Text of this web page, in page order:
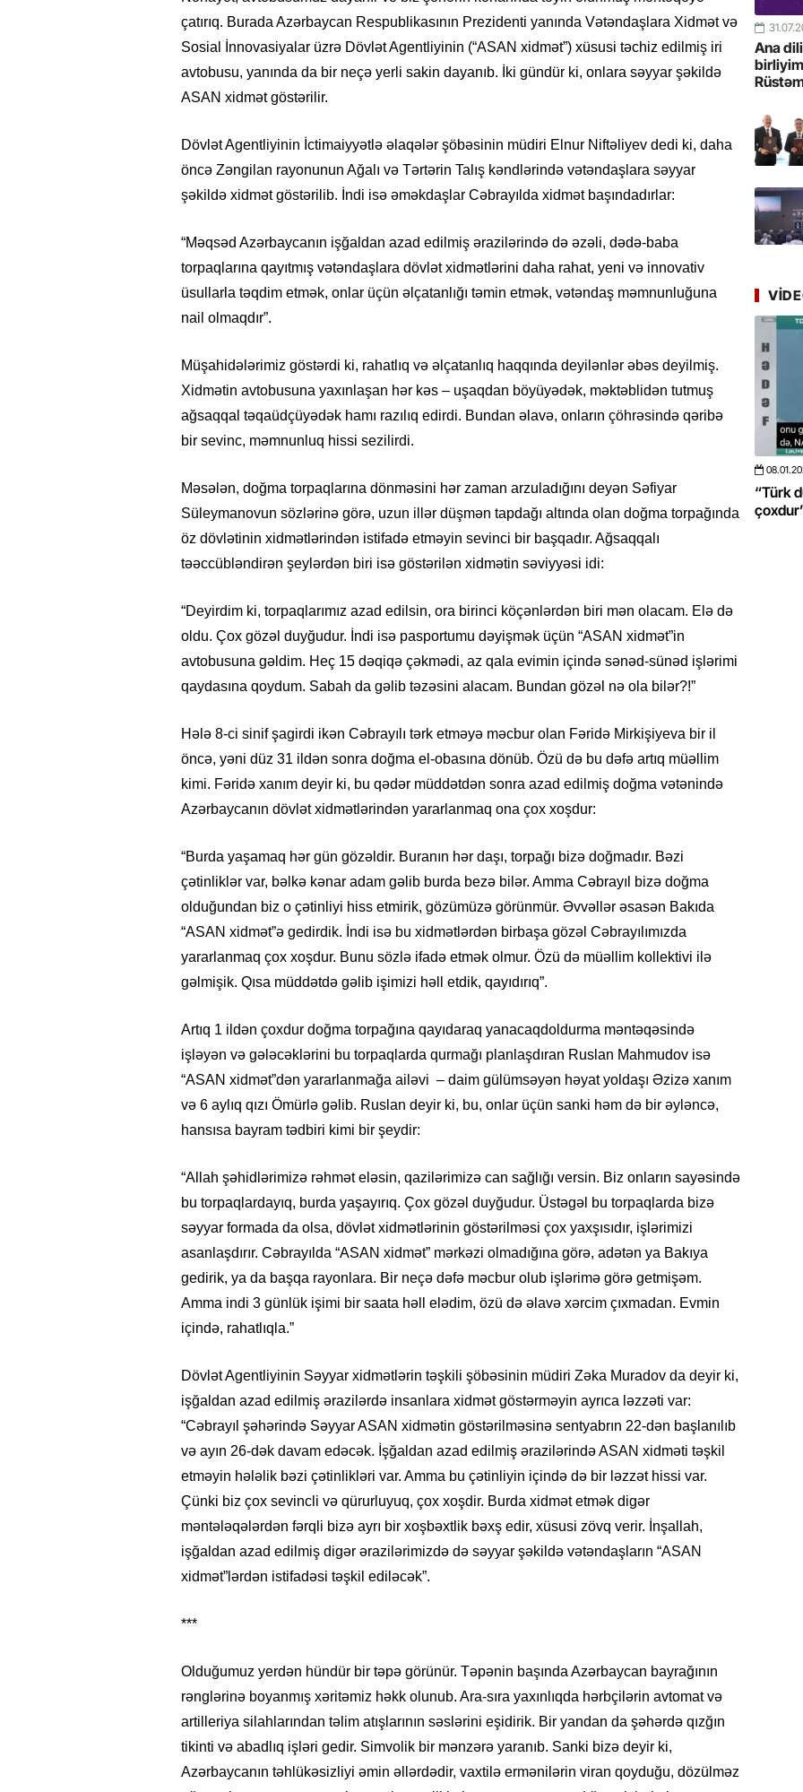
çatırıq. Burada Azərbaycan Respublikasının Prezidenti yanında Vətəndaşlara Xidmət və
Sosial İnnovasiyalar üzrə Dövlət Agentliyinin (“ASAN xidmət”) xüsusi təchiz edilmiş iri
avtobusu, yanında da bir neçə yerli sakin dayanıb. İki gündür ki, onlara səyyar şəkildə
ASAN xidmət göstərilir.
Dövlət Agentliyinin İctimaiyyətlə əlaqələr şöbəsinin müdiri Elnur Niftəliyev dedi ki, daha
öncə Zəngilan rayonunun Ağalı və Tərtərin Talış kəndlərində vətəndaşlara səyyar
şəkildə xidmət göstərilib. İndi isə əməkdaşlar Cəbrayılda xidmət başındadırlar:
“Məqsəd Azərbaycanın işğaldan azad edilmiş ərazilərində də əzəli, dədə-baba
torpaqlarına qayıtmış vətəndaşlara dövlət xidmətlərini daha rahat, yeni və innovativ
üsullarla təqdim etmək, onlar üçün əlçatanlığı təmin etmək, vətəndaş məmnunluğuna
nail olmaqdır”.
Müşahidələrimiz göstərdi ki, rahatlıq və əlçatanlıq haqqında deyilənlər əbəs deyilmiş.
Xidmətin avtobusuna yaxınlaşan hər kəs – uşaqdan böyüyədək, məktəblidən tutmuş
ağsaqqal təqaüdçüyədək hamı razılıq edirdi. Bundan əlavə, onların çöhrəsində qəribə
bir sevinc, məmnunluq hissi sezilirdi.
Məsələn, doğma torpaqlarına dönməsini hər zaman arzuladığını deyən Səfiyar
Süleymanovun sözlərinə görə, uzun illər düşmən tapdağı altında olan doğma torpağında
öz dövlətinin xidmətlərindən istifadə etməyin sevinci bir başqadır. Ağsaqqalı
təəccübləndirən şeylərdən biri isə göstərilən xidmətin səviyyəsi idi:
“Deyirdim ki, torpaqlarımız azad edilsin, ora birinci köçənlərdən biri mən olacam. Elə də
oldu. Çox gözəl duyğudur. İndi isə pasportumu dəyişmək üçün “ASAN xidmət”in
avtobusuna gəldim. Heç 15 dəqiqə çəkmədi, az qala evimin içində sənəd-sünəd işlərimi
qaydasına qoydum. Sabah da gəlib təzəsini alacam. Bundan gözəl nə ola bilər?!”
Hələ 8-ci sinif şagirdi ikən Cəbrayılı tərk etməyə məcbur olan Fəridə Mirkişiyeva bir il
öncə, yəni düz 31 ildən sonra doğma el-obasına dönüb. Özü də bu dəfə artıq müəllim
kimi. Fəridə xanım deyir ki, bu qədər müddətdən sonra azad edilmiş doğma vətənində
Azərbaycanın dövlət xidmətlərindən yararlanmaq ona çox xoşdur:
“Burda yaşamaq hər gün gözəldir. Buranın hər daşı, torpağı bizə doğmadır. Bəzi
çətinliklər var, bəlkə kənar adam gəlib burda bezə bilər. Amma Cəbrayıl bizə doğma
olduğundan biz o çətinliyi hiss etmirik, gözümüzə görünmür. Əvvəllər əsasən Bakıda
“ASAN xidmət”ə gedirdik. İndi isə bu xidmətlərdən birbaşa gözəl Cəbrayılımızda
yararlanmaq çox xoşdur. Bunu sözlə ifadə etmək olmur. Özü də müəllim kollektivi ilə
gəlmişik. Qısa müddətdə gəlib işimizi həll etdik, qayıdırıq”.
Artıq 1 ildən çoxdur doğma torpağına qayıdaraq yanacaqdoldurma məntəqəsində
işləyən və gələcəklərini bu torpaqlarda qurmağı planlaşdıran Ruslan Mahmudov isə
“ASAN xidmət”dən yararlanmağa ailəvi – daim gülümsəyən həyat yoldaşı Əzizə xanım
və 6 aylıq qızı Ömürlə gəlib. Ruslan deyir ki, bu, onlar üçün sanki həm də bir əyləncə,
hansısa bayram tədbiri kimi bir şeydir:
“Allah şəhidlərimizə rəhmət eləsin, qazilərimizə can sağlığı versin. Biz onların sayəsində
bu torpaqlardayıq, burda yaşayırıq. Çox gözəl duyğudur. Üstəgəl bu torpaqlarda bizə
səyyar formada da olsa, dövlət xidmətlərinin göstərilməsi çox yaxşısıdır, işlərimizi
asanlaşdırır. Cəbrayılda “ASAN xidmət” mərkəzi olmadığına görə, adətən ya Bakıya
gedirik, ya da başqa rayonlara. Bir neçə dəfə məcbur olub işlərimə görə getmişəm.
Amma indi 3 günlük işimi bir saata həll elədim, özü də əlavə xərcim çıxmadan. Evmin
içində, rahatlıqla.”
Dövlət Agentliyinin Səyyar xidmətlərin təşkili şöbəsinin müdiri Zəka Muradov da deyir ki,
işğaldan azad edilmiş ərazilərdə insanlara xidmət göstərməyin ayrıca ləzzəti var:
“Cəbrayıl şəhərində Səyyar ASAN xidmətin göstərilməsinə sentyabrın 22-dən başlanılıb
və ayın 26-dək davam edəcək. İşğaldan azad edilmiş ərazilərində ASAN xidməti təşkil
etməyin hələlik bəzi çətinlikləri var. Amma bu çətinliyin içində də bir ləzzət hissi var.
Çünki biz çox sevincli və qürurluyuq, çox xoşdir. Burda xidmət etmək digər
məntələqələrdən fərqli bizə ayrı bir xoşbəxtlik bəxş edir, xüsusi zövq verir. İnşallah,
işğaldan azad edilmiş digər ərazilərimizdə də səyyar şəkildə vətəndaşların “ASAN
xidmət”lərdən istifadəsi təşkil ediləcək”.
***
Olduğumuz yerdən hündür bir təpə görünür. Təpənin başında Azərbaycan bayrağının
rənglərinə boyanmış xəritəmiz həkk olunub. Ara-sıra yaxınlıqda hərbçilərin avtomat və
artilleriya silahlarından təlim atışlarının səslərini eşidirik. Bir yandan da şəhərdə qızğın
tikinti və abadlıq işləri gedir. Simvolik bir mənzərə yaranıb. Sanki bizə deyir ki,
Azərbaycanın təhlükəsizliyi əmin əllərdədir, vaxtilə ermənilərin viran qoyduğu, dözülməz
YAP
Günü
yer
Tənzilə
Üstellə
Ana
onların çirkin oyununu
“ABŞ və Qərb Çinin daha da böyüməsini
istəmir”- VİDEO
“Türk dünyası ilə bağlı görüləcək işlər
çoxdur” -VİDEO